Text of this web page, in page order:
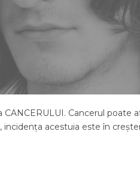
Cancerul poate
acestuia este în